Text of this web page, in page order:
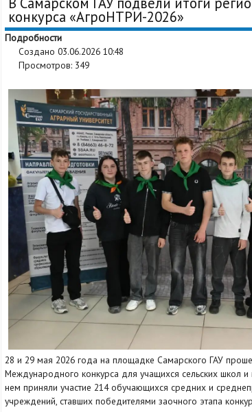
конкурса «АгроНТРИ-2026»
Подробности
Создано 03.06.2026 10:48
Просмотров: 349
28 и 29 мая 2026 года на площадке Самарского ГАУ
Международного конкурса для учащихся сельских школ
нем приняли участие 214 обучающихся средних и
учреждений, ставших победителями заочного этапа